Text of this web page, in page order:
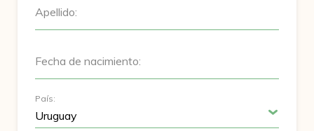
Apellido:
Fecha de nacimiento:
País: